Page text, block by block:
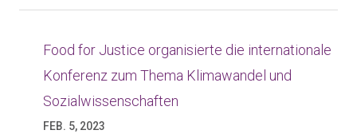
Food for Justice organisierte die internationale
Konferenz zum Thema Klimawandel und
Sozialwissenschaften
FEB. 5, 2023